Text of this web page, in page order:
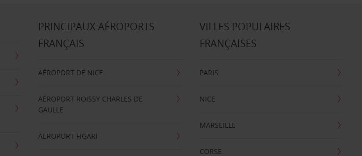
PRINCIPAUX AÉROPORTS
FRANÇAIS
AÉROPORT DE NICE
AÉROPORT ROISSY CHARLES DE
GAULLE
AÉROPORT FIGARI
VILLES POPULAIRES
FRANÇAISES
PARIS
NICE
MARSEILLE
CORSE